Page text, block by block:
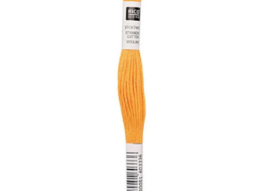
Изображения и цвет представленного товара могут незначительно